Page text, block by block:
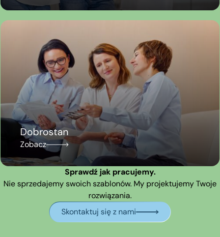
Dobrostan
Zobacz
Skontaktuj się z nami
Sprawdź jak pracujemy.
Nie sprzedajemy swoich szablonów. My projektujemy Twoje
rozwiązania.